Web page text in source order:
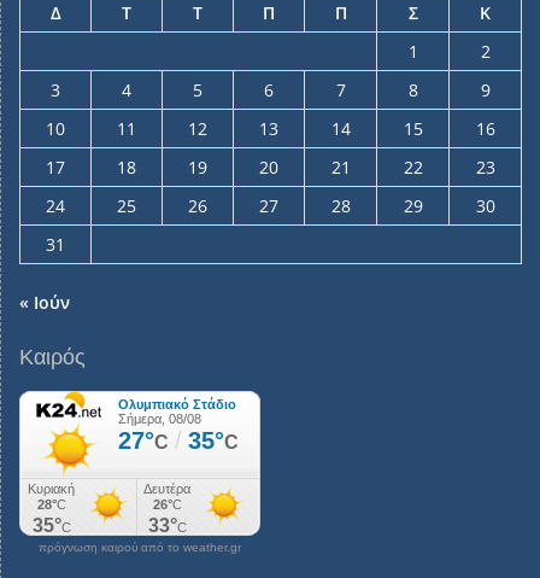
Δ
Τ Τ Π Π Σ
Κ
1
2
3
4 5 6 7 8
9
10
11 12 13 14 15
16
17
18 19 20 21 22
23
24
25 26 27 28 29
30
31
« Ιούν
Καιρός
πρόγνωση καιρού από το weather.gr